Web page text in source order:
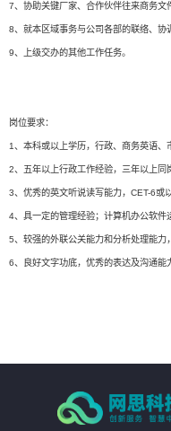
7、协助关键厂家、合作伙伴往来商务文
8、就本区域事务与公司各部的联络、协
9、上级交办的其他工作任务。
岗位要求：
1、本科或以上学历，行政、商务英语、
2、五年以上行政工作经验，三年以上同
3、优秀的英文听说读写能力，CET-6或
4、具一定的管理经验；计算机办公软件
5、较强的外联公关能力和分析处理能力
6、良好文字功底，优秀的表达及沟通能